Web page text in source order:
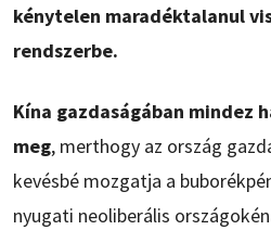
kénytelen maradéktalanul
rendszerbe.
Kína gazdaságában mindez
meg, merthogy az ország
kevésbé mozgatja a
nyugati neoliberális